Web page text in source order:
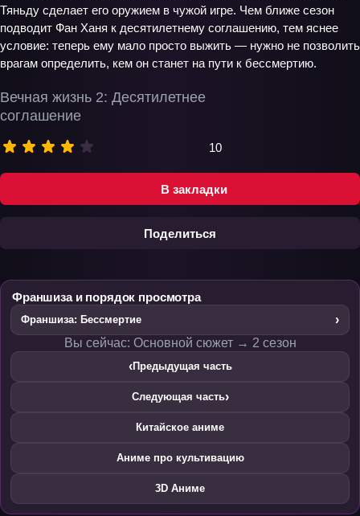
В закладки
Поделиться
Вечная жизнь 2: Десятилетнее
соглашение
10
Тяньду сделает его оружием в чужой игре. Чем ближе сезон
подводит Фан Ханя к десятилетнему соглашению, тем яснее
условие: теперь ему мало просто выжить — нужно не позволить
врагам определить, кем он станет на пути к бессмертию.
Франшиза и порядок просмотра
Франшиза: Бессмертие
›
Вы сейчас: Основной сюжет → 2 сезон
‹Предыдущая часть
Следующая часть›
Китайское аниме
Аниме про культивацию
3D Аниме